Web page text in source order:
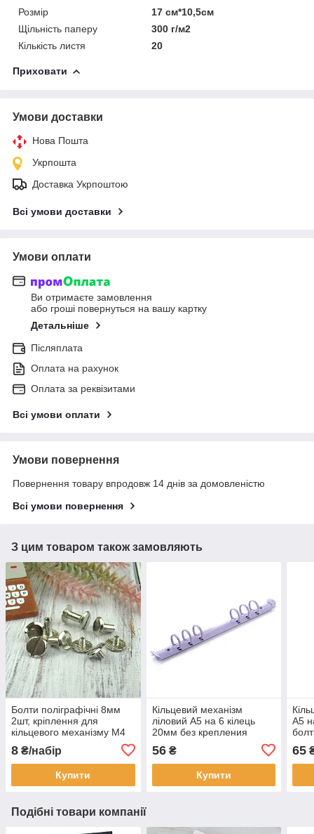
Розмір
17 см*10,5см
Щільність паперу
300 г/м2
Кількість листя
20
Приховати
Умови доставки
Нова Пошта
Укрпошта
Доставка Укрпоштою
Всі умови доставки
Умови оплати
Ви отримаєте замовлення
або гроші повернуться на вашу картку
Детальніше
Післяплата
Оплата на рахунок
Оплата за реквізитами
Всі умови оплати
Умови повернення
Повернення товару впродовж 14 днів за домовленістю
Всі умови повернення
З цим товаром також замовляють
Болти поліграфічні 8мм
2шт, кріплення для
кільцевого механізму М4
8 ₴/набір
Купити
Кільцевий механізм
ліловий А5 на 6 кілець
20мм без крепления
56₴
Купити
А5
65
Подібні товари компанії